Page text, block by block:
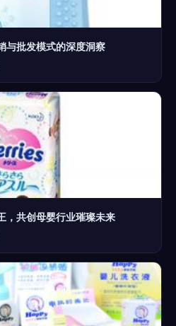
与批发模式的深度洞察
，共创母婴行业璀璨未来